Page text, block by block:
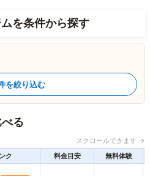
を条件から探す
を絞り込む
る
スクロールできます →
ク 料金目安 無料体験